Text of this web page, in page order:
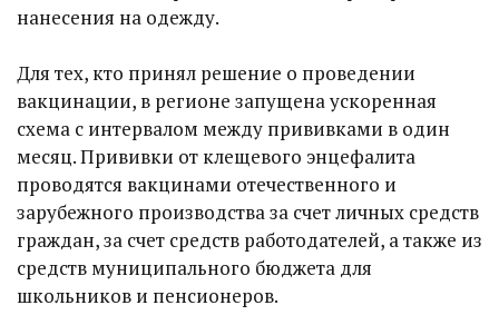
нанесения на одежду.
Для тех, кто принял решение о проведении
вакцинации, в регионе запущена ускоренная
схема с интервалом между прививками в один
месяц. Прививки от клещевого энцефалита
проводятся вакцинами отечественного и
зарубежного производства за счет личных средств
граждан, за счет средств работодателей, а также из
средств муниципального бюджета для
школьников и пенсионеров.